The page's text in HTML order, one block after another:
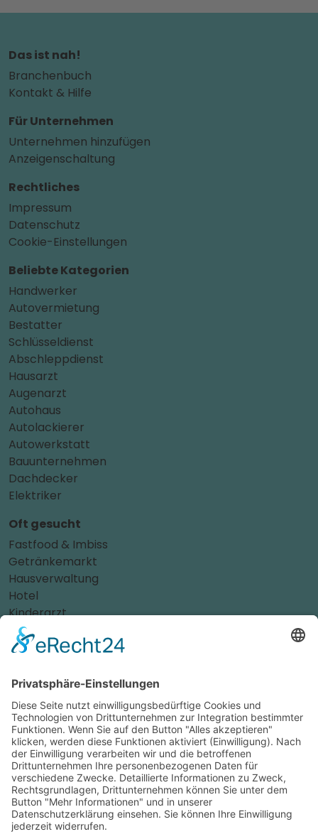
Das ist nah!
Branchenbuch
Kontakt & Hilfe
Für Unternehmen
Unternehmen hinzufügen
Anzeigenschaltung
Rechtliches
Impressum
Datenschutz
Cookie-Einstellungen
Beliebte Kategorien
Handwerker
Autovermietung
Bestatter
Schlüsseldienst
Abschleppdienst
Hausarzt
Augenarzt
Autohaus
Autolackierer
Autowerkstatt
Bauunternehmen
Dachdecker
Elektriker
Oft gesucht
Fastfood & Imbiss
Getränkemarkt
Hausverwaltung
Hotel
Kinderarzt
Personalvermittler
Weitere Sportvereine
Zahnarzt
Tennis
Tankstelle
Tierbedarf
Parken
Für Ihr Unternehmen
Sichern Sie sich die Vorteile vondas ist nah! Mit uns
erreichen Sie neue Kunden und bleiben Ihren